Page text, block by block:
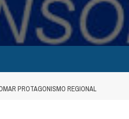
PROTAGONISMO REGIONAL